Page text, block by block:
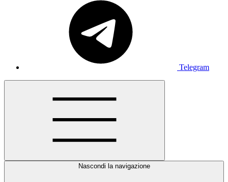
Telegram
Nascondi la navigazione